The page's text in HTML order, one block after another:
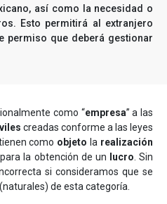
así como la necesidad o
Esto permitirá al extranjero
permiso que deberá gestionar
como “empresa” a las
creadas conforme a las leyes
como objeto la realización
para la obtención de un lucro . Sin
si consideramos que se
de esta categoría.